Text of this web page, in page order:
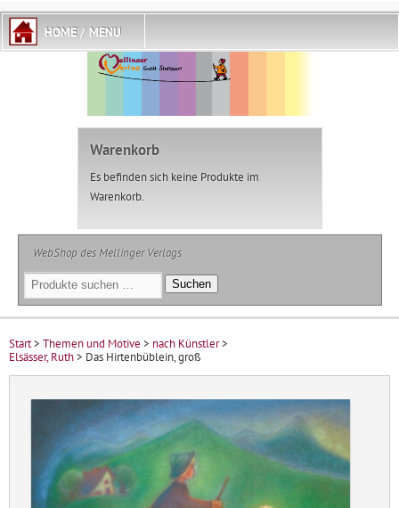
Warenkorb
Es befinden sich keine Produkte im
Warenkorb.
WebShop des Mellinger Verlags
Suchen
nach:
Suchen
Start> Themen und Motive > nach Künstler>
Elsässer, Ruth> Das Hirtenbüblein, groß